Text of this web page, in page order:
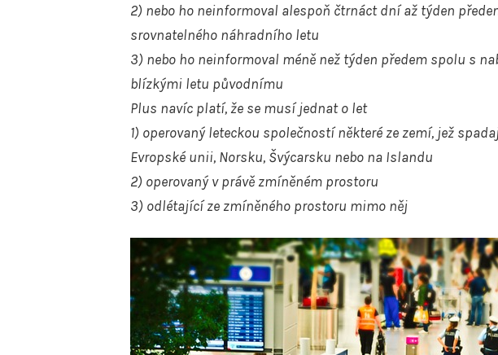
2) nebo ho neinformoval alespoň čtrnáct dní až týden
srovnatelného náhradního letu
3) nebo ho neinformoval méně než týden předem spolu s
blízkými letu původnímu
Plus navíc platí, že se musí jednat o let
1) operovaný leteckou společností některé ze zemí, jež
Evropské unii, Norsku, Švýcarsku nebo na Islandu
2) operovaný v právě zmíněném prostoru
3) odlétající ze zmíněného prostoru mimo něj